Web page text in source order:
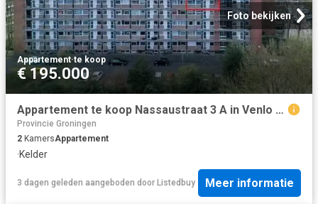
Foto bekijken
Appartement·te koop
€ 195.000
Appartement te koop Nassaustraat 3 A in Venlo voor € 195.000
Provincie Groningen
2 KamersAppartement
·Kelder
3 dagen geleden aangeboden door Listedbuy Meer informatie